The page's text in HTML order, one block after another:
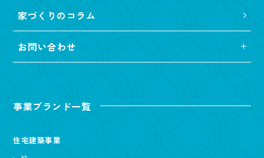
家づくりのコラム
お問い合わせ
事業ブランド一覧
住宅建築事業